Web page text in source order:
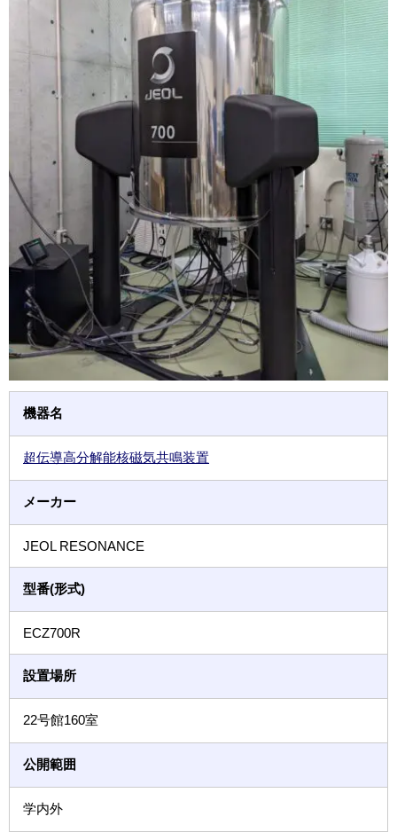
機器名
超伝導高分解能核磁気共鳴装置
メーカー
JEOL RESONANCE
型番(形式)
ECZ700R
設置場所
22号館160室
公開範囲
学内外